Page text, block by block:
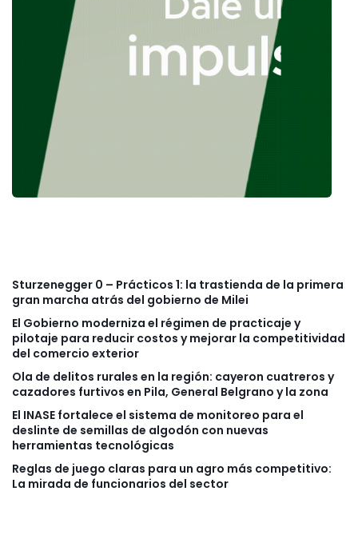
Sturzenegger 0 – Prácticos 1: la trastienda de la primera
gran marcha atrás del gobierno de Milei
El Gobierno moderniza el régimen de practicaje y
pilotaje para reducir costos y mejorar la competitividad
del comercio exterior
Ola de delitos rurales en la región: cayeron cuatreros y
cazadores furtivos en Pila, General Belgrano y la zona
El INASE fortalece el sistema de monitoreo para el
deslinte de semillas de algodón con nuevas
herramientas tecnológicas
Reglas de juego claras para un agro más competitivo:
La mirada de funcionarios del sector